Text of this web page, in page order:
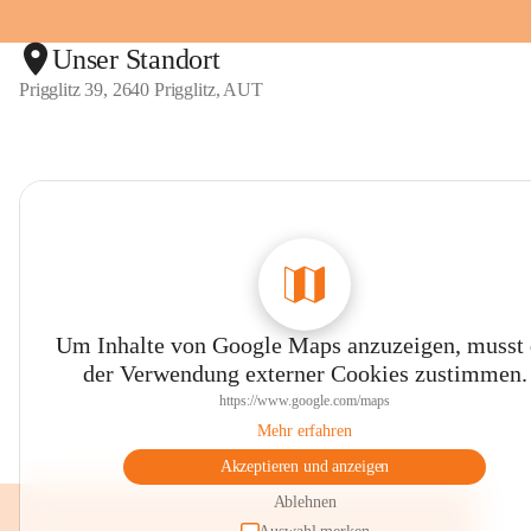
Unser Standort
Prigglitz 39, 2640 Prigglitz, AUT
Um Inhalte von Google Maps anzuzeigen, musst
der Verwendung externer Cookies zustimmen.
https://www.google.com/maps
Mehr erfahren
Akzeptieren und anzeigen
Ablehnen